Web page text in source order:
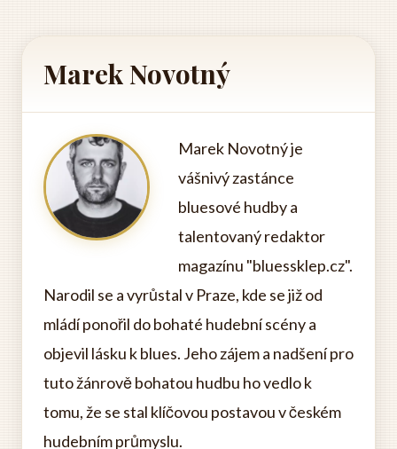
Marek Novotný
Marek Novotný je
vášnivý zastánce
bluesové hudby a
talentovaný redaktor
magazínu "bluessklep.cz".
Narodil se a vyrůstal v Praze, kde se již od
mládí ponořil do bohaté hudební scény a
objevil lásku k blues. Jeho zájem a nadšení pro
tuto žánrově bohatou hudbu ho vedlo k
tomu, že se stal klíčovou postavou v českém
hudebním průmyslu.